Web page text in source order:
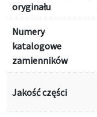
oryginału
Numery
katalogowe
zamienników
Jakość części